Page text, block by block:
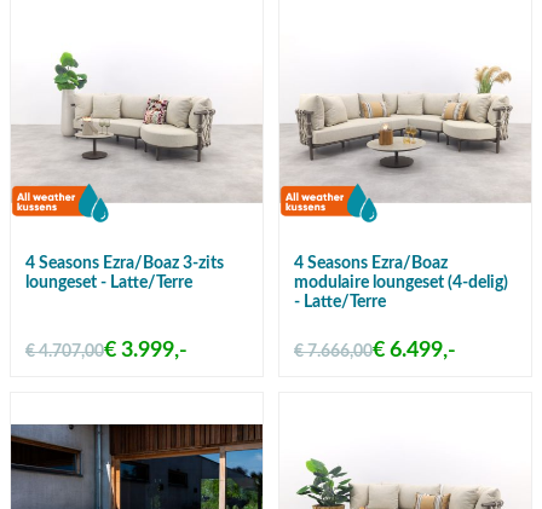
4 Seasons Ezra/Boaz 3-zits
loungeset - Latte/Terre
€ 4.707,00€ 3.999,-
4 Seasons Ezra/Boaz
modulaire loungeset (4-delig)
- Latte/Terre
€ 7.666,00€ 6.499,-